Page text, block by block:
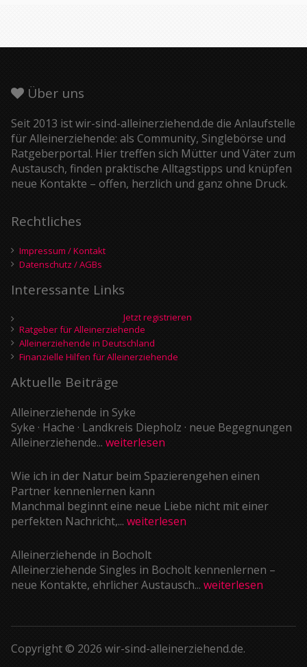
Über uns
Seit 2013 ist wir-sind-alleinerziehend.de die Anlaufstelle
für Alleinerziehende: als Community, Singlebörse und
Ratgeberportal. Hier treffen sich Mütter und Väter zum
Austausch, finden praktische Alltagstipps und knüpfen
neue Kontakte – offen, herzlich und ganz ohne Druck.
Rechtliches
Impressum / Kontakt
Datenschutz / AGBs
Interessante Links
Jetzt registrieren
Ratgeber für Alleinerziehende
Alleinerziehende in Deutschland
Finanzielle Hilfen für Alleinerziehende
Aktuelle Beiträge
Alleinerziehende in Syke
Syke · Hache · Landkreis Diepholz · neue Begegnungen
Alleinerziehende... weiterlesen
Wie ich in der Natur beim Spazierengehen einen
Partner kennenlernen kann
Manchmal beginnt eine neue Liebe nicht mit einer
perfekten Nachricht,... weiterlesen
Alleinerziehende in Bocholt
Alleinerziehende Singles in Bocholt kennenlernen –
neue Kontakte, ehrlicher Austausch... weiterlesen
Copyright © 2026 wir-sind-alleinerziehend.de.